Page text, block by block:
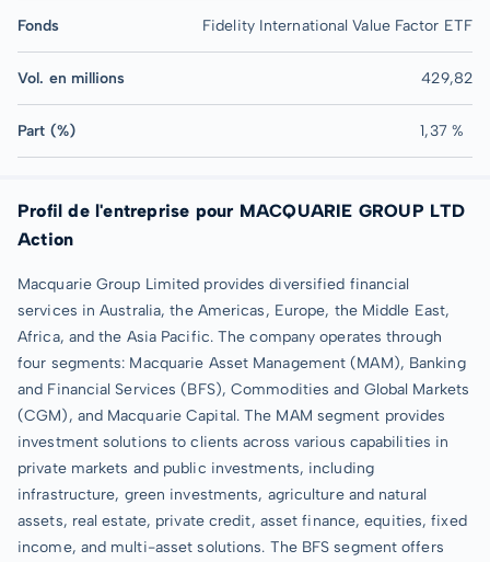
Fonds Fidelity International Value Factor ETF
Vol. en millions 429,82
Part (%) 1,37 %
Profil de l'entreprise pour MACQUARIE GROUP LTD
Action
Macquarie Group Limited provides diversified financial
services in Australia, the Americas, Europe, the Middle East,
Africa, and the Asia Pacific. The company operates through
four segments: Macquarie Asset Management (MAM), Banking
and Financial Services (BFS), Commodities and Global Markets
(CGM), and Macquarie Capital. The MAM segment provides
investment solutions to clients across various capabilities in
private markets and public investments, including
infrastructure, green investments, agriculture and natural
assets, real estate, private credit, asset finance, equities, fixed
income, and multi-asset solutions. The BFS segment offers